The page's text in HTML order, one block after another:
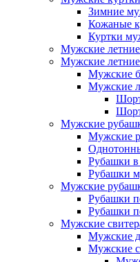
Зимние
Кожаные
Куртки
Мужские
Мужские
Мужские
Мужские
Мужские
Мужские
Рубашки в
Рубашки
Мужские
Рубашки
Рубашки
Мужские
Мужские
Мужские